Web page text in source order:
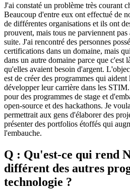
J'ai constaté un problème très courant
Beaucoup d'entre eux ont effectué de
de différentes organisations et ils ont
prouvent, mais tous ne parviennent
suite. J'ai rencontré des personnes
certifications dans un domaine, mais
dans un autre domaine parce que c'est
qu'elles avaient besoin d'argent.
est de créer des programmes qui aident
développer leur carrière dans les
pour des programmes de stage et
open-source et des hackathons. Je
permettrait aux gens d'élaborer des
présenter des portfolios étoffés qui
l'embauche.
Q : Qu'est-ce qui rend
différent des autres
technologie ?